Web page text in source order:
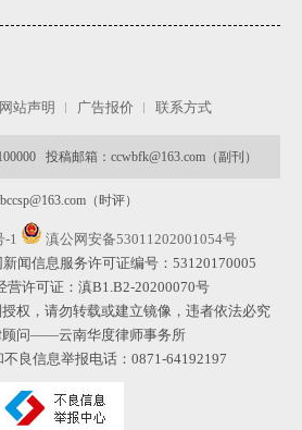
网站声明 广告报价 联系方式
投稿邮箱：ccwbfk@163.com（副刊）
（时评）
-1
滇公网安备53011202001054号
闻信息服务许可证编号：53120170005
营许可证：滇B1.B2-20200070号
权，请勿转载或建立镜像，违者依法必究
顾问——云南华度律师事务所
良信息举报电话：0871-64192197